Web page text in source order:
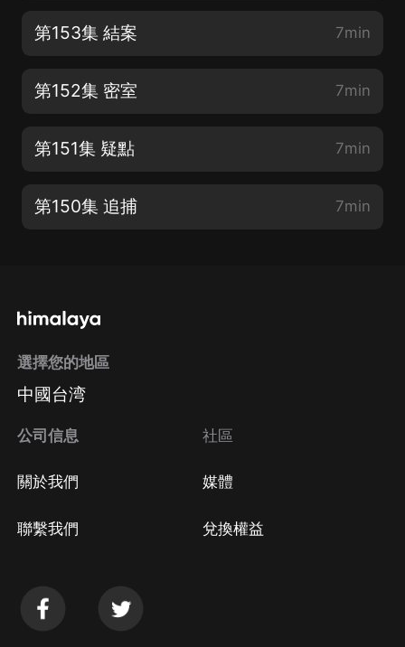
第153集 結案 7min
第152集 密室 7min
第151集 疑點 7min
第150集 追捕 7min
選擇您的地區
中國台湾
公司信息
關於我們
聯繫我們
社區
媒體
兌換權益